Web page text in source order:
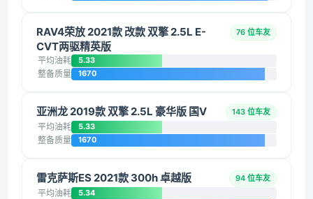
RAV4荣放 2021款 改款 双擎 2.5L E-
CVT两驱精英版
76 位车友
平均油耗 5.33
整备质量 1670
亚洲龙 2019款 双擎 2.5L 豪华版 国V 143 位车友
平均油耗 5.33
整备质量 1670
雷克萨斯ES 2021款 300h 卓越版 94 位车友
平均油耗 5.34